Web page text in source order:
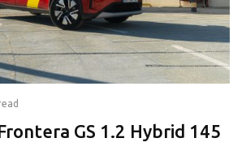
GS 1.2 Hybrid 145